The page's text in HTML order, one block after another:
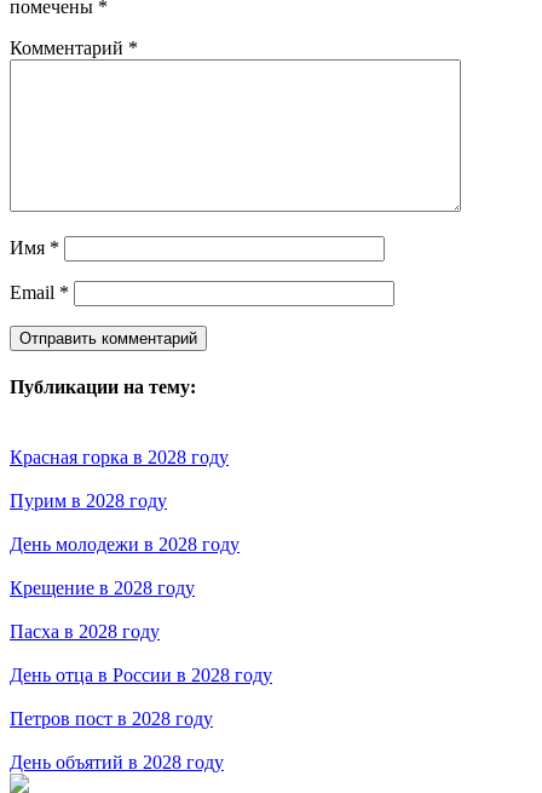
помечены *
Комментарий *
Имя *
Email *
Публикации на тему:
Красная горка в 2028 году
Пурим в 2028 году
День молодежи в 2028 году
Крещение в 2028 году
Пасха в 2028 году
День отца в России в 2028 году
Петров пост в 2028 году
День объятий в 2028 году